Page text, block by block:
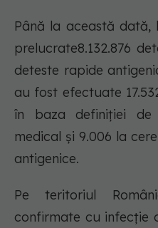
Până la această
prelucrate8.132.876
deteste rapide
au fost efectuate
în baza definiției
medical și 9.006 la
antigenice.
Pe teritoriul
confirmate cu infecție